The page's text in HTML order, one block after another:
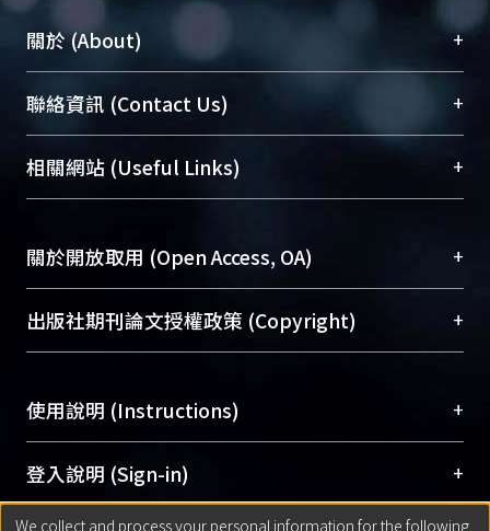
關於 (About) +
臺大位居世界頂尖大學之列，為永久珍藏及向國際
展現本校豐碩的研究成果及學術能量，圖書館整合
機構典藏（NTUR）與學術庫（AH）不同功能平
台，成為臺大學術典藏NTU scholars。期能整合研
成果。
To permanently archive and promote researcher
profiles and scholarly works, Library integrates the
services of “NTU Repository” with “Academic
聯絡資訊 (Contact Us) +
總館學科館員(Main Library)
醫學圖書館學科館員(Medical Library)
Sciences Library)
相關網站 (Useful Links) +
關於開放取用 (Open Access, OA) +
開放取用是從使用者角度提升資訊取用性的社會運
動，應用在學術研究上是透過將研究著作公開供使
用逐年攀升。同時可加速研究發展、提升研究影響
Archive）平台。 （點選深入了解OA）
出版社期刊論文授權政策 (Copyright) +
含部分內容的版權非匯入者所有，或由第三方贊
助與合作完成，請確認該版權所有者及第三方同
意提供此授權。
Please represent that the submission is your
original work, and that you have the right to
使用說明 (Instructions) +
網站簡介(Quickstart Guide)
使用手冊(Instruction Manual)
登入說明 (Sign-in) +
We collect and process your personal information for the following